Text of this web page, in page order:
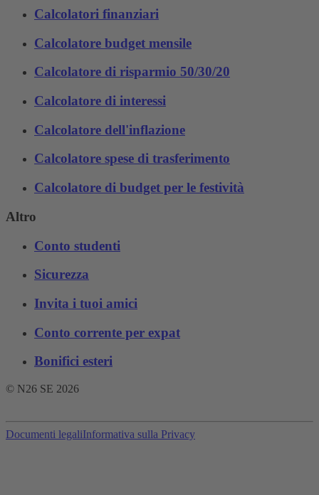
Calcolatori finanziari
Calcolatore budget mensile
Calcolatore di risparmio 50/30/20
Calcolatore di interessi
Calcolatore dell'inflazione
Calcolatore spese di trasferimento
Calcolatore di budget per le festività
Altro
Conto studenti
Sicurezza
Invita i tuoi amici
Conto corrente per expat
Bonifici esteri
© N26 SE 2026
Documenti legaliInformativa sulla Privacy